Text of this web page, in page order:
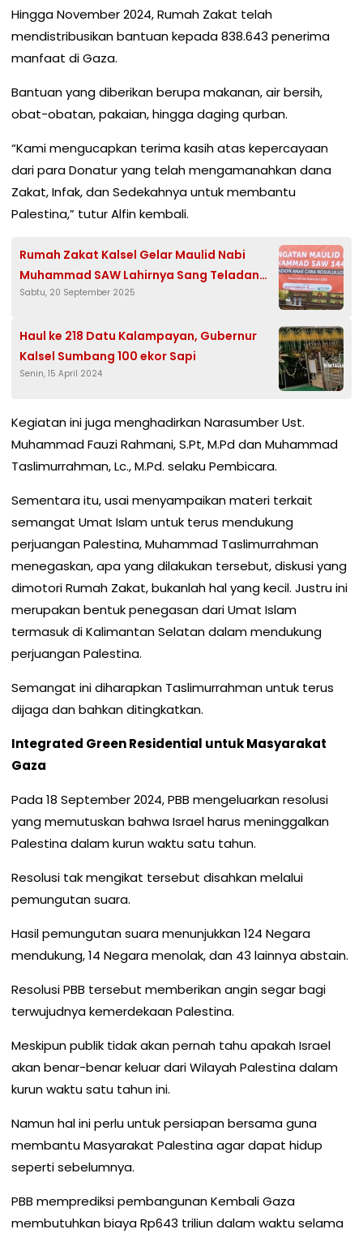
Hingga November 2024, Rumah Zakat telah
mendistribusikan bantuan kepada 838.643 penerima
manfaat di Gaza.
Bantuan yang diberikan berupa makanan, air bersih,
obat-obatan, pakaian, hingga daging qurban.
“Kami mengucapkan terima kasih atas kepercayaan
dari para Donatur yang telah mengamanahkan dana
Zakat, Infak, dan Sedekahnya untuk membantu
Palestina,” tutur Alfin kembali.
Rumah Zakat Kalsel Gelar Maulid Nabi
Muhammad SAW Lahirnya Sang Teladan
Umat
Sabtu, 20 September 2025
Haul ke 218 Datu Kalampayan, Gubernur
Kalsel Sumbang 100 ekor Sapi
Senin, 15 April 2024
Kegiatan ini juga menghadirkan Narasumber Ust.
Muhammad Fauzi Rahmani, S.Pt, M.Pd dan Muhammad
Taslimurrahman, Lc., M.Pd. selaku Pembicara.
Sementara itu, usai menyampaikan materi terkait
semangat Umat Islam untuk terus mendukung
perjuangan Palestina, Muhammad Taslimurrahman
menegaskan, apa yang dilakukan tersebut, diskusi yang
dimotori Rumah Zakat, bukanlah hal yang kecil. Justru ini
merupakan bentuk penegasan dari Umat Islam
termasuk di Kalimantan Selatan dalam mendukung
perjuangan Palestina.
Semangat ini diharapkan Taslimurrahman untuk terus
dijaga dan bahkan ditingkatkan.
Integrated Green Residential untuk Masyarakat
Gaza
Pada 18 September 2024, PBB mengeluarkan resolusi
yang memutuskan bahwa Israel harus meninggalkan
Palestina dalam kurun waktu satu tahun.
Resolusi tak mengikat tersebut disahkan melalui
pemungutan suara.
Hasil pemungutan suara menunjukkan 124 Negara
mendukung, 14 Negara menolak, dan 43 lainnya abstain.
Resolusi PBB tersebut memberikan angin segar bagi
terwujudnya kemerdekaan Palestina.
Meskipun publik tidak akan pernah tahu apakah Israel
akan benar-benar keluar dari Wilayah Palestina dalam
kurun waktu satu tahun ini.
Namun hal ini perlu untuk persiapan bersama guna
membantu Masyarakat Palestina agar dapat hidup
seperti sebelumnya.
PBB memprediksi pembangunan Kembali Gaza
membutuhkan biaya Rp643 triliun dalam waktu selama